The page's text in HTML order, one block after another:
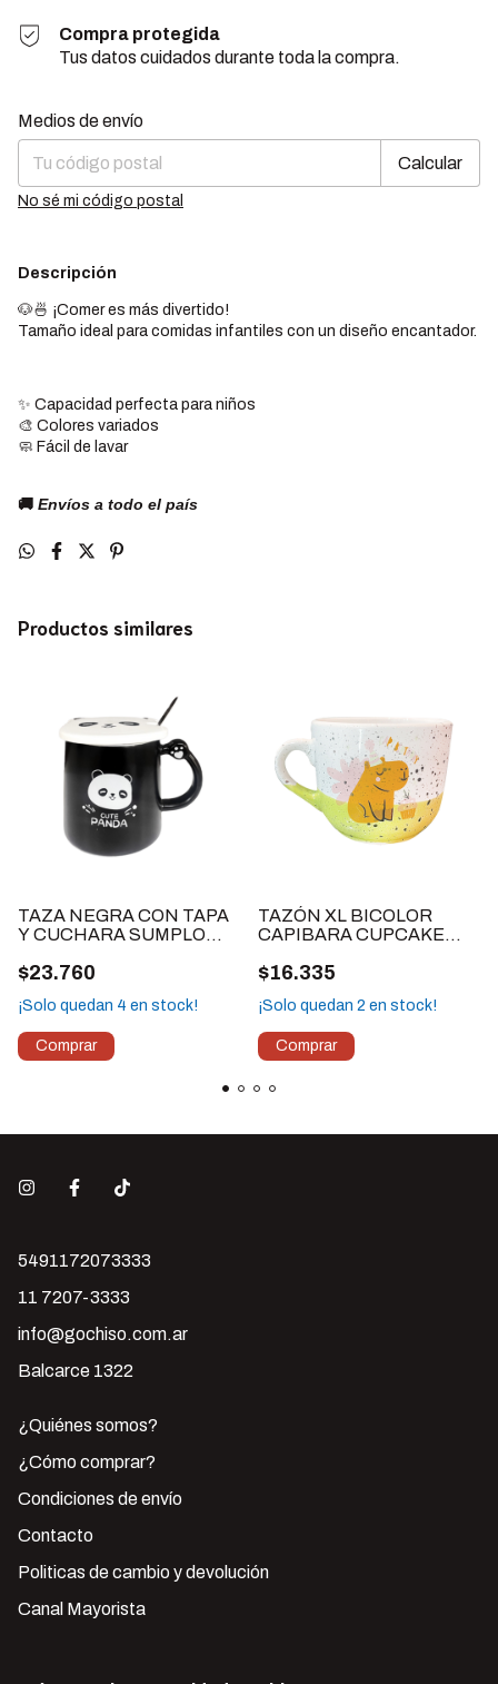
Compra protegida
Tus datos cuidados durante toda la compra.
Entregas para el CP:
Medios de envío
Calcular
No sé mi código postal
Descripción
🐶🍜 ¡Comer es más divertido!
Tamaño ideal para comidas infantiles con un diseño encantador.
✨ Capacidad perfecta para niños
🎨 Colores variados
🧼 Fácil de lavar
🚚 Envíos a todo el país
Productos similares
TAZA NEGRA CON TAPA
Y CUCHARA SUMPLO
$23.760
¡Solo quedan 4 en stock!
TAZÓN XL BICOLOR
CAPIBARA CUPCAKE
$16.335
¡Solo quedan 2 en stock!
5491172073333
11 7207-3333
info@gochiso.com.ar
Balcarce 1322
¿Quiénes somos?
¿Cómo comprar?
Condiciones de envío
Contacto
Politicas de cambio y devolución
Canal Mayorista